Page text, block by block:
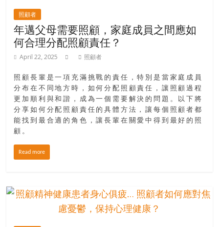
照顧者
年邁父母需要照顧，家庭成員之間應如
何合理分配照顧責任？
April 22, 2025 照顧者
照顧長輩是一項充滿挑戰的責任，特別是當家庭成員
分布在不同地方時，如何分配照顧責任，讓照顧過程
更加順利與和諧，成為一個需要解決的問題。以下將
分享如何分配照顧責任的具體方法，讓每個照顧者都
能找到最合適的角色，讓長輩在關愛中得到最好的照
顧。
Read more